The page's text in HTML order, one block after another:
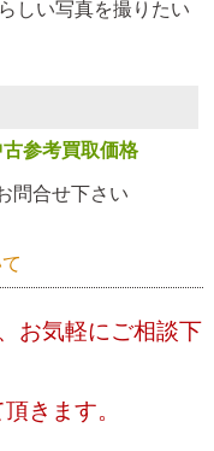
しい写真を撮りたい
古参考買取価格
問合せ下さい
お気軽にご相談下
きます。